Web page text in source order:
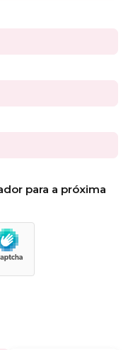
para a próxima